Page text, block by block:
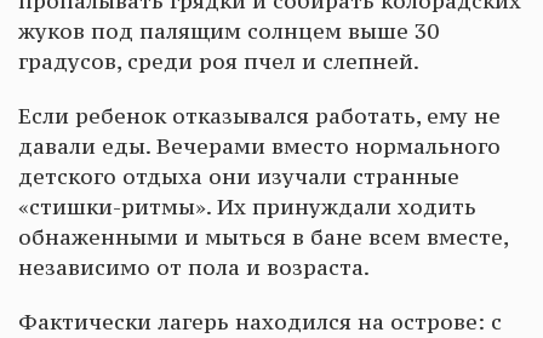
жуков под палящим солнцем выше 30
градусов, среди роя пчел и слепней.
Если ребенок отказывался работать, ему не
давали еды. Вечерами вместо нормального
детского отдыха они изучали странные
«стишки-ритмы». Их принуждали ходить
обнаженными и мыться в бане всем вместе,
независимо от пола и возраста.
Фактически лагерь находился на острове: с